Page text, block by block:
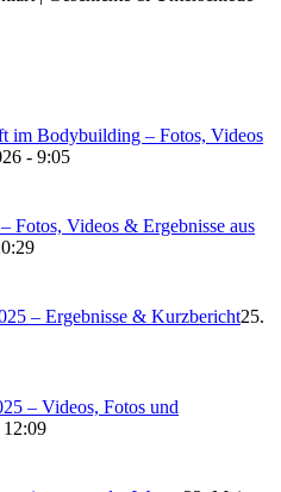
im Bodybuilding – Fotos, Videos
- 9:05
Fotos, Videos & Ergebnisse aus
– Ergebnisse & Kurzbericht25.
– Videos, Fotos und